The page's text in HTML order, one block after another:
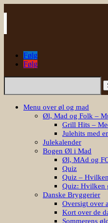
Følg
Følg
Søg
Menu over øl og mad
Øl, Mad og Folk –
Grill Hits –
Julehits med
Julekalender
Bogen Øl i Mad
Øl, MAd og
Quiz
Quiz –
Quiz: Hvilken
Danske Bryggerier
Oversigt over
Kort over de
Sommerens